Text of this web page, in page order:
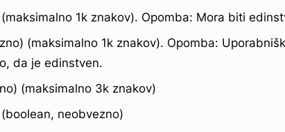
1k znakov). Opomba: Mora biti
(maksimalno 1k znakov). Opomba:
da je edinstven.
(maksimalno 3k znakov)
neobvezno)